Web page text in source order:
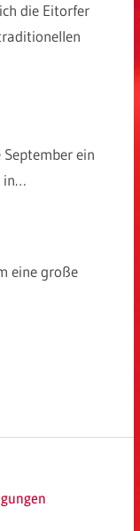
die Eitorfer
ein
in…
eine große